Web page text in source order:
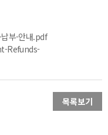
부-안내.pdf
Refunds-
목록보기